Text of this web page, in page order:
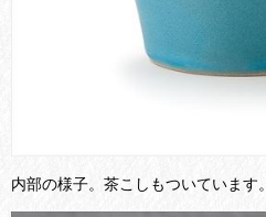
内部の様子。茶こしもついています。